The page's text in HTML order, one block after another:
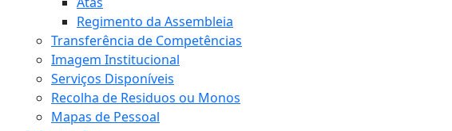
Regimento da Assembleia
Transferência de Competências
Imagem Institucional
Serviços Disponíveis
Recolha de Residuos ou Monos
Mapas de Pessoal